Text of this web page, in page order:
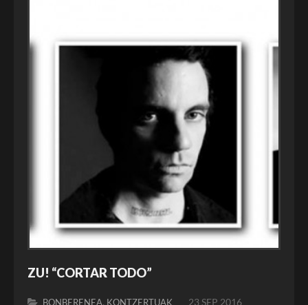
ZU! “CORTAR TODO”
BONBERENEA, KONTZERTUAK 23 SEP 2016